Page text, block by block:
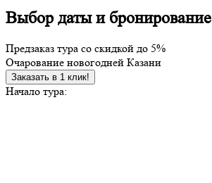
Выбор даты и бронирование
Предзаказ тура со скидкой до 5%
Очарование новогодней Казани
Заказать в 1 клик!
Начало тура: